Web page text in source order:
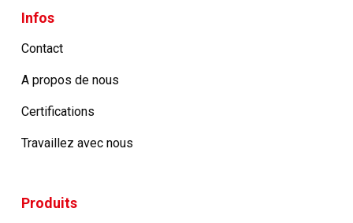
Infos
Contact
A propos de nous
Certifications
Travaillez avec nous
Produits